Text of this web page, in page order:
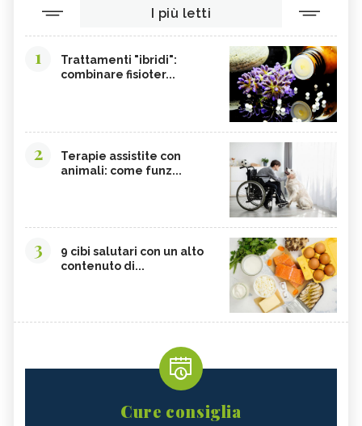
I più letti
1
Trattamenti "ibridi":
combinare fisioter...
2
Terapie assistite con
animali: come funz...
3
9 cibi salutari con un alto
contenuto di...
Cure consiglia